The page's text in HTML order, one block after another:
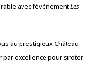
avec l’événementLes
au prestigieux Château
par excellence pour siroter